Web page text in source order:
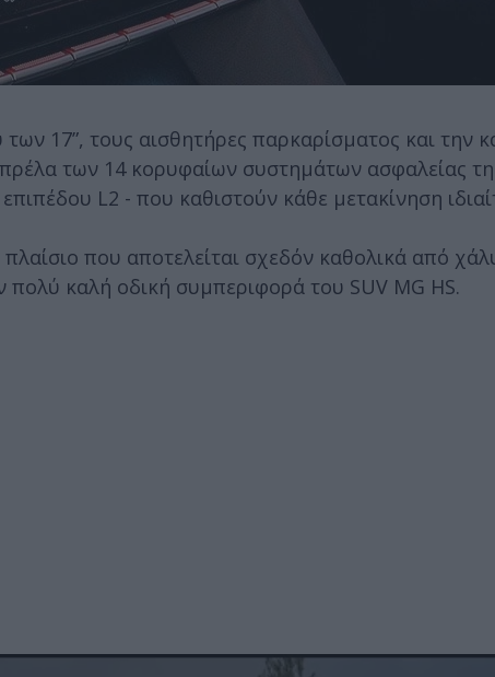
των 17”, τους αισθητήρες παρκαρίσματος και την
των 14 κορυφαίων συστημάτων ασφαλείας
L2 - που καθιστούν κάθε μετακίνηση
που αποτελείται σχεδόν καθολικά από
πολύ καλή οδική συμπεριφορά του SUV MG HS.